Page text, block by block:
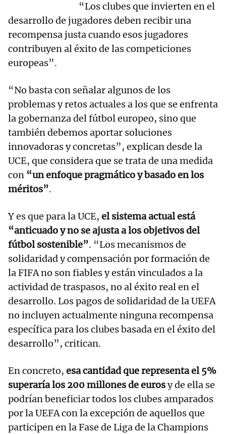
“Los clubes que invierten en el
desarrollo de jugadores deben recibir una
recompensa justa cuando esos jugadores
contribuyen al éxito de las competiciones
europeas”.
“No basta con señalar algunos de los
problemas y retos actuales a los que se enfrenta
la gobernanza del fútbol europeo, sino que
también debemos aportar soluciones
innovadoras y concretas”, explican desde la
UCE, que considera que se trata de una medida
con “un enfoque pragmático y basado en los
méritos”.
Y es que para la UCE, el sistema actual está
“anticuado y no se ajusta a los objetivos del
fútbol sostenible”. “Los mecanismos de
solidaridad y compensación por formación de
la FIFA no son fiables y están vinculados a la
actividad de traspasos, no al éxito real en el
desarrollo. Los pagos de solidaridad de la UEFA
no incluyen actualmente ninguna recompensa
específica para los clubes basada en el éxito del
desarrollo”, critican.
En concreto, esa cantidad que representa el 5%
superaría los 200 millones de eurosy de ella se
podrían beneficiar todos los clubes amparados
por la UEFA con la excepción de aquellos que
participen en la Fase de Liga de la Champions